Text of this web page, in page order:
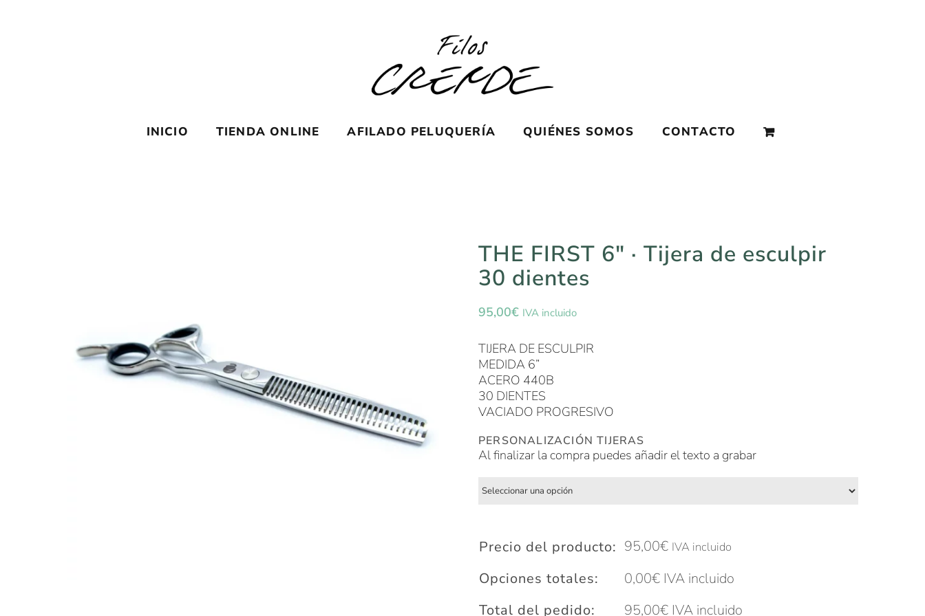
INICIO TIENDA ONLINE AFILADO PELUQUERÍA QUIÉNES SOMOS CONTACTO
THE FIRST 6″ · Tijera de esculpir
30 dientes
95,00€ IVA incluido
TIJERA DE ESCULPIR
MEDIDA 6”
ACERO 440B
30 DIENTES
VACIADO PROGRESIVO
PERSONALIZACIÓN TIJERAS
Al finalizar la compra puedes añadir el texto a grabar
Precio del producto: 95,00€ IVA incluido
Opciones totales: 0,00€IVA incluido
Total del pedido:
95,00€IVA incluido